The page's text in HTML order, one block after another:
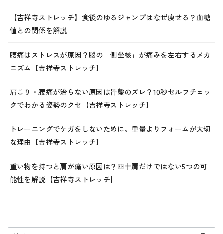
【吉祥寺ストレッチ】食後のゆるジャンプはなぜ痩せる？血糖
値との関係を解説
腰痛はストレスが原因？脳の「側坐核」が痛みを左右するメカ
ニズム【吉祥寺ストレッチ】
肩こり・腰痛が治らない原因は骨盤のズレ？10秒セルフチェッ
クでわかる姿勢のクセ【吉祥寺ストレッチ】
トレーニングでケガをしないために。重量よりフォームが大切
な理由【吉祥寺ストレッチ】
重い物を持つと肩が痛い原因は？四十肩だけではない5つの可
能性を解説【吉祥寺ストレッチ】